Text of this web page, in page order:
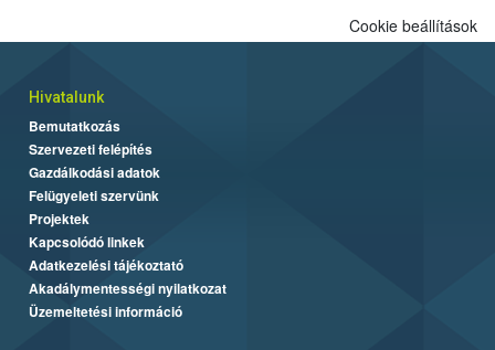
Cookie beállítások
Hivatalunk
Bemutatkozás
Szervezeti felépítés
Gazdálkodási adatok
Felügyeleti szervünk
Projektek
Kapcsolódó linkek
Adatkezelési tájékoztató
Akadálymentességi nyilatkozat
Üzemeltetési információ